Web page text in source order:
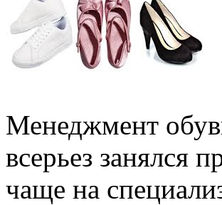
Менеджмент
всерьез занялся
чаще на